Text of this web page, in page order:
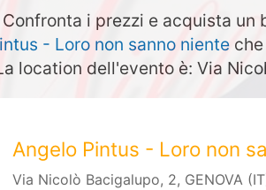
Confronta i prezzi e acquista
- Loro non sanno niente
location dell'evento è: Via
Angelo Pintus - Loro non
Via Nicolò Bacigalupo, 2, GENOVA